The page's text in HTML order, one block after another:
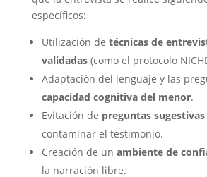
específicos:
Utilización de técnicas de
validadas(como el protocolo
Adaptación del lenguaje y las
capacidad cognitiva del menor.
Evitación de preguntas sugestivas
contaminar el testimonio.
Creación de un ambiente de
la narración libre.